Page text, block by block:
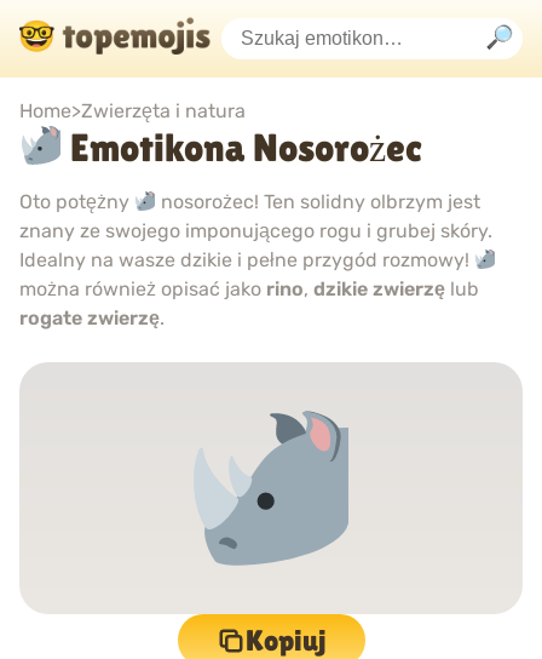
Home>Zwierzęta i natura
Emotikona Nosorożec
Oto potężny
nosorożec! Ten solidny olbrzym jest
znany ze swojego imponującego rogu i grubej skóry.
Idealny na wasze dzikie i pełne przygód rozmowy!
można również opisać jako rino, dzikie zwierzę lub
rogate zwierzę.
Kopiuj